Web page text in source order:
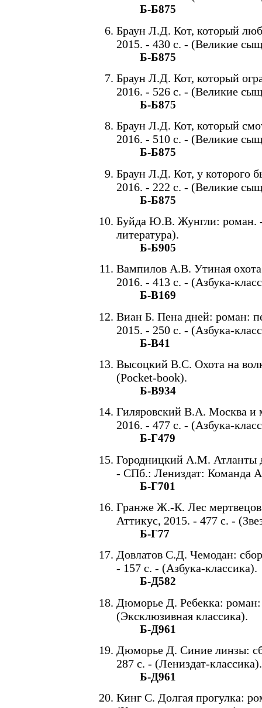
Б-Б875
Браун Л.Д. Кот, который
2015. - 430 с. - (Великие
Б-Б875
Браун Л.Д. Кот, который
2016. - 526 с. - (Великие
Б-Б875
Браун Л.Д. Кот, который
2016. - 510 с. - (Великие
Б-Б875
Браун Л.Д. Кот, у которого
2016. - 222 с. - (Великие
Б-Б875
Буйда Ю.В. Жунгли: роман.
литература).
Б-Б905
Вампилов А.В. Утиная
2016. - 413 с. - (Азбука-
Б-В169
Виан Б. Пена дней: роман:
2015. - 250 с. - (Азбука-
Б-В41
Высоцкий В.С. Охота на
(Pocket-book).
Б-В934
Гиляровский В.А. Москва и
2016. - 477 с. - (Азбука-
Б-Г479
Городницкий А.М. Атланты
- СПб.: Лениздат: Команда
Б-Г701
Гранже Ж.-К. Лес
Аттикус, 2015. - 477 с. -
Б-Г77
Довлатов С.Д. Чемодан:
- 157 с. - (Азбука-классика).
Б-Д582
Дюморье Д. Ребекка:
(Эксклюзивная классика).
Б-Д961
Дюморье Д. Синие линзы:
287 с. - (Лениздат-классика).
Б-Д961
Кинг С. Долгая прогулка: